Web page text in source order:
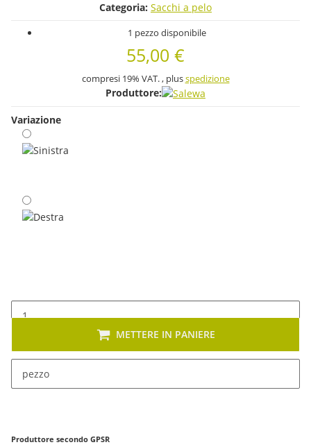
Categoria: Sacchi a pelo
1 pezzo disponibile
55,00 €
compresi 19% VAT. , plusspedizione
Produttore:
Variazione
Sinistra
pezzo
METTERE IN PANIERE
Sono disponibili diverse varianti di questo articolo. Seleziona
la variante desiderata.
Produttore secondo GPSR